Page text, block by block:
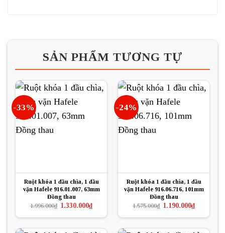
SẢN PHẨM TƯƠNG TỰ
-33%
Ruột khóa 1 đầu chìa, 1 đầu
vặn Hafele 916.01.007, 63mm
Đồng thau
1.996.000₫ Giá
là:
1.330.000₫Giá
hiện
tại
1.330.000₫.
-24%
Ruột khóa 1 đầu chìa, 1 đầu
vặn Hafele 916.06.716, 101mm
Đồng thau
1.575.000₫ Giá
là:
1.190.000₫Giá
hiện
tại
1.190.000₫.